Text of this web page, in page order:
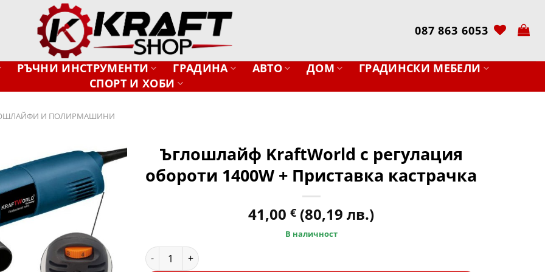
087 863 6053
РЪЧНИ ИНСТРУМЕНТИ ГРАДИНА АВТО ДОМ
ГРАДИНСКИ МЕБЕЛИ
СПОРТ И ХОБИ
И ПОЛИРМАШИНИ
Добави
в
желани
Ъглошлайф KraftWorld с регулация
обороти 1400W + Приставка кастрачка
41,00 € (80,19 лв.)
В наличност
количество за Ъглошлайф KraftWorld с регулация обороти 1400W + Приставка